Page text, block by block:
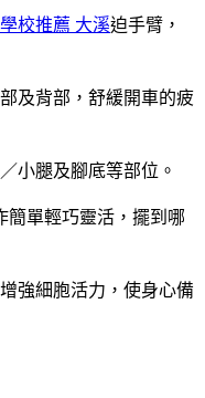
校推薦 大溪迫手臂，
及背部，舒緩開車的疲
小腿及腳底等部位。
簡單輕巧靈活，擺到哪
強細胞活力，使身心備